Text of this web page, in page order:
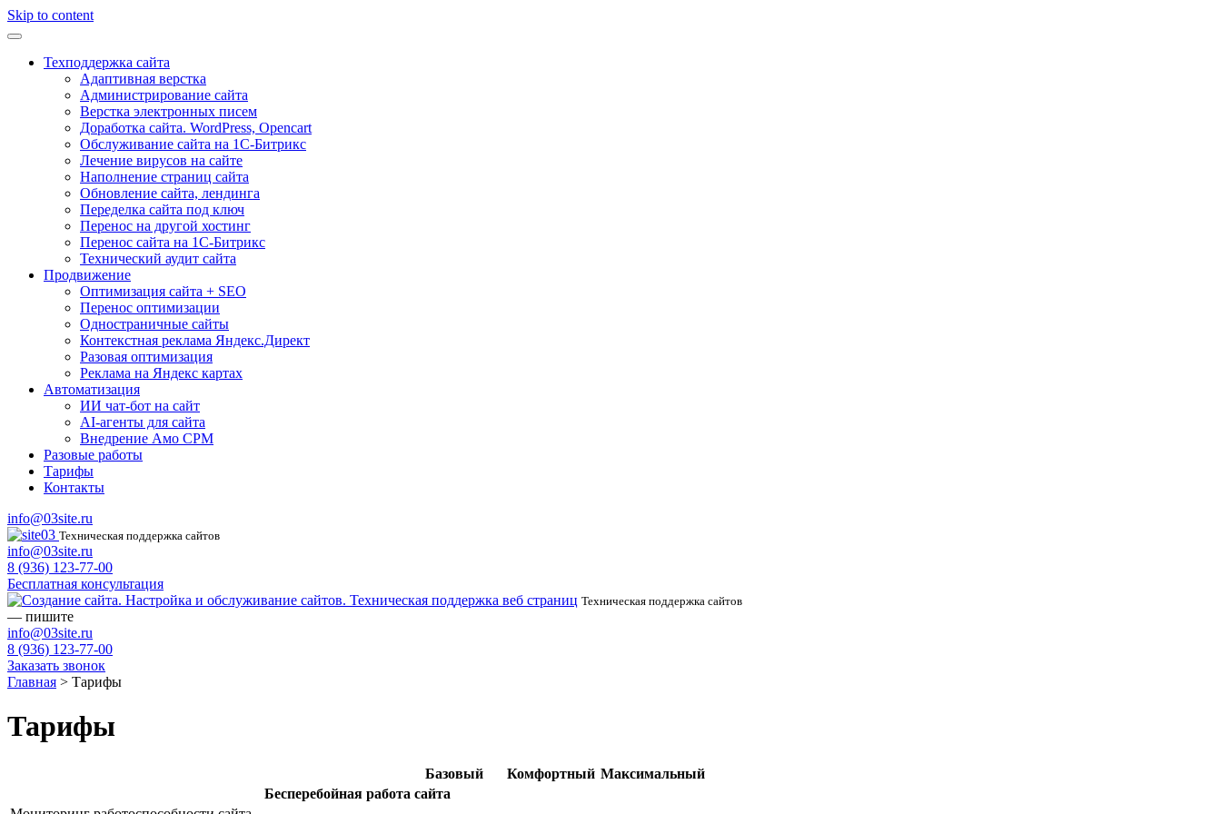
Skip to content
Техподдержка сайта
Адаптивная верстка
Администрирование сайта
Верстка электронных писем
Доработка сайта. WordPress, Opencart
Обслуживание сайта на 1С-Битрикс
Лечение вирусов на сайте
Наполнение страниц сайта
Обновление сайта, лендинга
Переделка сайта под ключ
Перенос на другой хостинг
Перенос сайта на 1С-Битрикс
Технический аудит сайта
Продвижение
Оптимизация сайта + SEO
Перенос оптимизации
Одностраничные сайты
Контекстная реклама Яндекс.Директ
Разовая оптимизация
Реклама на Яндекс картах
Автоматизация
ИИ чат-бот на сайт
AI-агенты для сайта
Внедрение Амо СРМ
Разовые работы
Тарифы
Контакты
info@03site.ru
Техническая поддержка сайтов
info@03site.ru
8 (936) 123-77-00
Бесплатная консультация
Техническая поддержка сайтов
— пишите
info@03site.ru
8 (936) 123-77-00
Заказать звонок
Главная > Тарифы
Тарифы
Базовый Комфортный Максимальный
Бесперебойная работа сайта